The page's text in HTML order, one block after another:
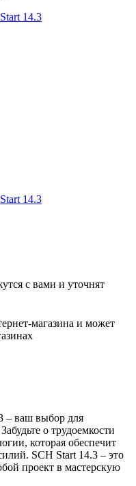
с вами и уточнят
магазина и может
– ваш выбор для
о трудоемкости
которая обеспечит
SCH Start 14.3 – это
проект в мастерскую